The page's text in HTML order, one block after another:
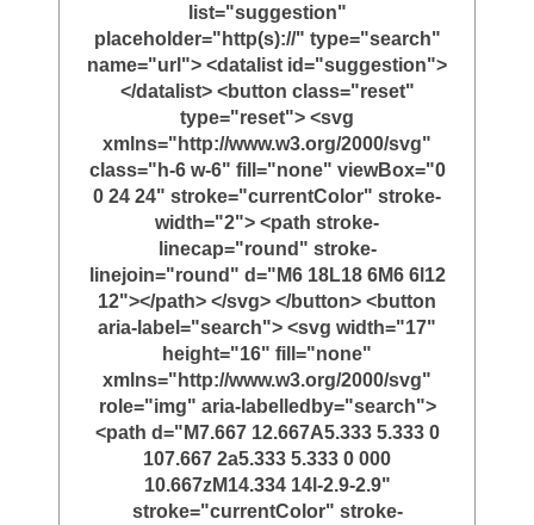
list="suggestion"
placeholder="http(s)://" type="search"
name="url"> <datalist id="suggestion">
</datalist> <button class="reset"
type="reset"> <svg
xmlns="http://www.w3.org/2000/svg"
class="h-6 w-6" fill="none" viewBox="0
0 24 24" stroke="currentColor" stroke-
width="2"> <path stroke-
linecap="round" stroke-
linejoin="round" d="M6 18L18 6M6 6l12
12"></path> </svg> </button> <button
aria-label="search"> <svg width="17"
height="16" fill="none"
xmlns="http://www.w3.org/2000/svg"
role="img" aria-labelledby="search">
<path d="M7.667 12.667A5.333 5.333 0
107.667 2a5.333 5.333 0 000
10.667zM14.334 14l-2.9-2.9"
stroke="currentColor" stroke-